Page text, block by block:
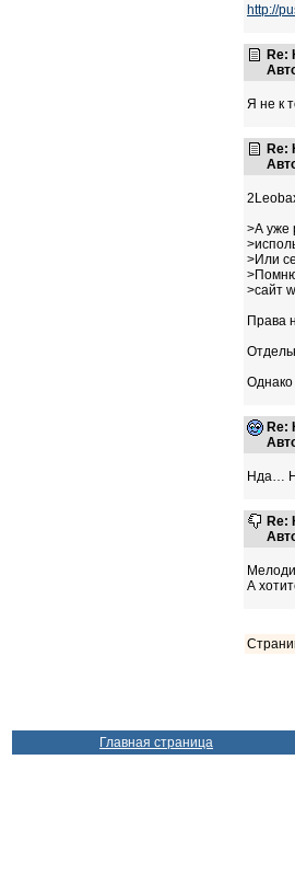
http://
Re:
Я не к
Re:
>А уже
>Или
>сайт
Права
Однако
Re:
Нда…
Re:
А
Главная страница